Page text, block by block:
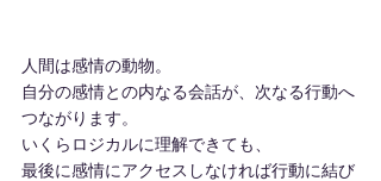
人間は感情の動物。
自分の感情との内なる会話が、次なる行動へ
つながります。
いくらロジカルに理解できても、
最後に感情にアクセスしなければ行動に結び